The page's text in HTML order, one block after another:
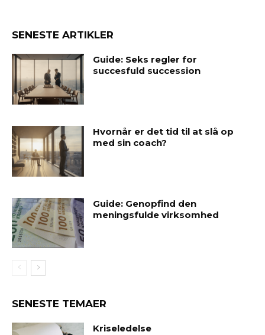
SENESTE ARTIKLER
Guide: Seks regler for
succesfuld succession
Hvornår er det tid til at slå op
med sin coach?
Guide: Genopfind den
meningsfulde virksomhed
SENESTE TEMAER
Kriseledelse